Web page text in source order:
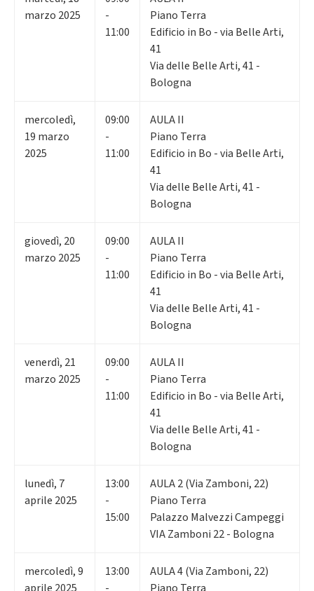
marzo 2025
-
11:00
Piano Terra
Edificio in Bo - via Belle Arti,
41
Via delle Belle Arti, 41 -
Bologna
mercoledì,
19 marzo
2025
09:00
-
11:00
AULA II
Piano Terra
Edificio in Bo - via Belle Arti,
41
Via delle Belle Arti, 41 -
Bologna
giovedì, 20
marzo 2025
09:00
-
11:00
AULA II
Piano Terra
Edificio in Bo - via Belle Arti,
41
Via delle Belle Arti, 41 -
Bologna
venerdì, 21
marzo 2025
09:00
-
11:00
AULA II
Piano Terra
Edificio in Bo - via Belle Arti,
41
Via delle Belle Arti, 41 -
Bologna
lunedì, 7
aprile 2025
13:00
-
15:00
AULA 2 (Via Zamboni, 22)
Piano Terra
Palazzo Malvezzi Campeggi
VIA Zamboni 22 - Bologna
mercoledì,9
13:00
AULA 4 (Via Zamboni, 22)